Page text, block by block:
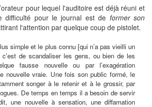
pour lequel l'auditoire est déjà réuni et
difficulté pour le journal est de former son
l'attention par quelque coup de pistolet.
simple et le plus connu [qui n’a pas vieilli un
de scandaliser les gens, ou bien de les
fausse nouvelle ou par l’exagération
nouvelle vraie. Une fois son public formé, le
songer à le retenir et à le grossir, par
De temps en temps il a besoin de servir
une nouvelle à sensation, une diffamation